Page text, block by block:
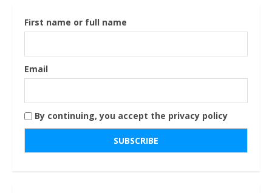
First name or full name
Email
By continuing, you accept the privacy policy